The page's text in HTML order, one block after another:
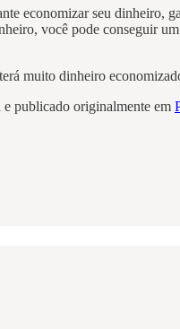
economizar seu dinheiro,
você pode conseguir
muito dinheiro
publicado originalmente em